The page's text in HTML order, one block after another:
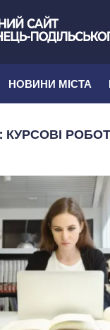
НОВИНИ МІСТА
КУРСОВІ